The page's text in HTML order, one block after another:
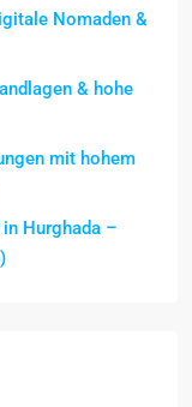
Nomaden &
& hohe
mit hohem
Hurghada –